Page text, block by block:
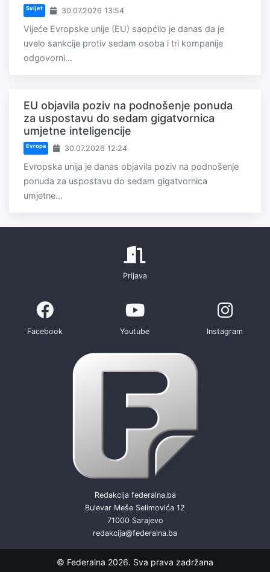
Svijet 30.07.2026 13:54
Vijeće Evropske unije (EU) saopćilo je danas da je
uvelo sankcije protiv sedam osoba i tri kompanije
odgovorni...
EU objavila poziv na podnošenje ponuda
za uspostavu do sedam gigatvornica
umjetne inteligencije
Evropa 30.07.2026 12:24
Evropska unija je danas objavila poziv na podnošenje
ponuda za uspostavu do sedam gigatvornica
umjetne...
Prijava
Facebook Youtube Instagram
Redakcija federalna.ba
Bulevar Meše Selimovića 12
71000 Sarajevo
redakcija@federalna.ba
© Federalna 2026. Sva prava zadržana